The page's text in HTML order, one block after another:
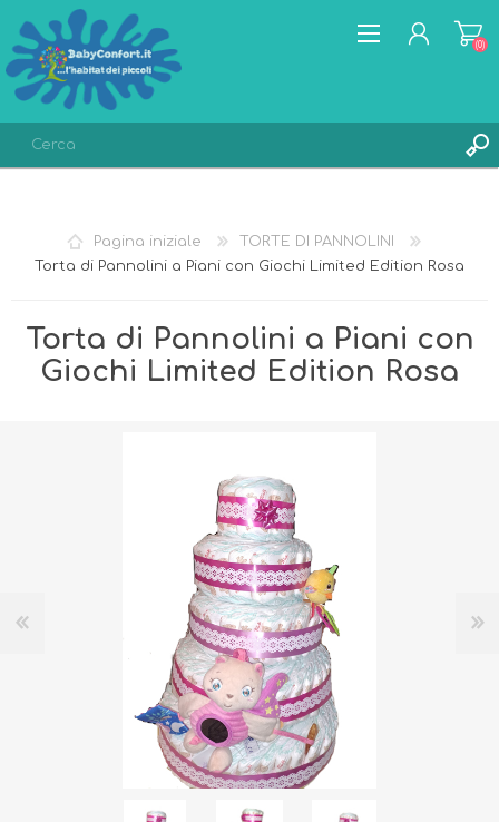
LISTA DEI DESIDERI
(0)
Pagina iniziale
TORTE DI PANNOLINI
Torta di Pannolini a Piani con Giochi Limited Edition Rosa
Torta di Pannolini a Piani con
Giochi Limited Edition Rosa